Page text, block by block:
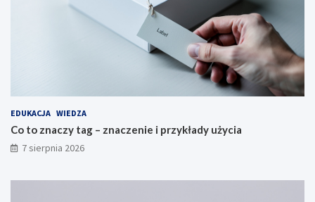
EDUKACJA WIEDZA
Co to znaczy tag – znaczenie i przykłady użycia
7 sierpnia 2026